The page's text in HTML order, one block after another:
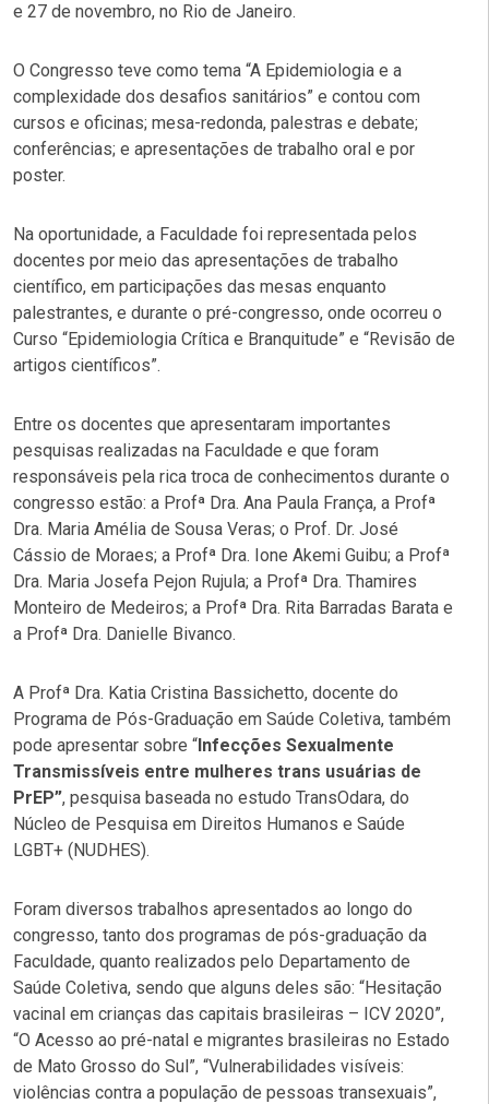
e 27 de novembro, no Rio de Janeiro.
O Congresso teve como tema “A Epidemiologia e a
complexidade dos desafios sanitários” e contou com
cursos e oficinas; mesa-redonda, palestras e debate;
conferências; e apresentações de trabalho oral e por
poster.
Na oportunidade, a Faculdade foi representada pelos
docentes por meio das apresentações de trabalho
científico, em participações das mesas enquanto
palestrantes, e durante o pré-congresso, onde ocorreu o
Curso “Epidemiologia Crítica e Branquitude” e “Revisão de
artigos científicos”.
Entre os docentes que apresentaram importantes
pesquisas realizadas na Faculdade e que foram
responsáveis pela rica troca de conhecimentos durante o
congresso estão: a Profª Dra. Ana Paula França, a Profª
Dra. Maria Amélia de Sousa Veras; o Prof. Dr. José
Cássio de Moraes; a Profª Dra. Ione Akemi Guibu; a Profª
Dra. Maria Josefa Pejon Rujula; a Profª Dra. Thamires
Monteiro de Medeiros; a Profª Dra. Rita Barradas Barata e
a Profª Dra. Danielle Bivanco.
A Profª Dra. Katia Cristina Bassichetto, docente do
Programa de Pós-Graduação em Saúde Coletiva, também
pode apresentar sobre “ Infecções Sexualmente
Transmissíveis entre mulheres trans usuárias de
PrEP”, pesquisa baseada no estudo TransOdara, do
Núcleo de Pesquisa em Direitos Humanos e Saúde
LGBT+ (NUDHES).
Foram diversos trabalhos apresentados ao longo do
congresso, tanto dos programas de pós-graduação da
Faculdade, quanto realizados pelo Departamento de
Saúde Coletiva, sendo que alguns deles são: “Hesitação
vacinal em crianças das capitais brasileiras – ICV 2020”,
“O Acesso ao pré-natal e migrantes brasileiras no Estado
de Mato Grosso do Sul”, “Vulnerabilidades visíveis:
violências contra a população de pessoas transexuais”,